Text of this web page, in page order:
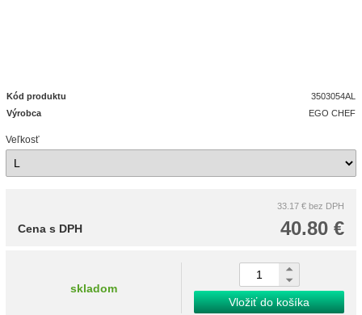
Kód produktu
3503054AL
Výrobca
EGO CHEF
Veľkosť
33.17 € bez DPH
40.80 €
Cena s DPH
skladom
Vložiť do košíka